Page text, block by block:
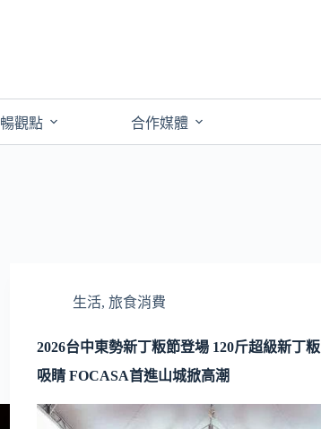
暢觀點 合作媒體
生活,旅食消費
2026台中東勢新丁粄節登場 120斤超級新丁粄
吸睛 FOCASA首進山城掀高潮